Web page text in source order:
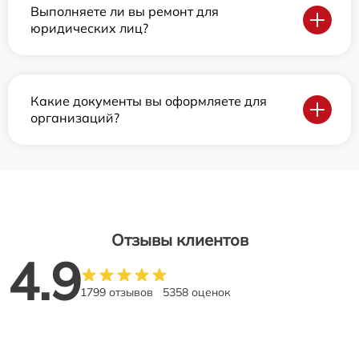
Выполняете ли вы ремонт для
юридических лиц?
Какие документы вы оформляете для
организаций?
Отзывы клиентов
4.91799 отзывов 5358 оценок